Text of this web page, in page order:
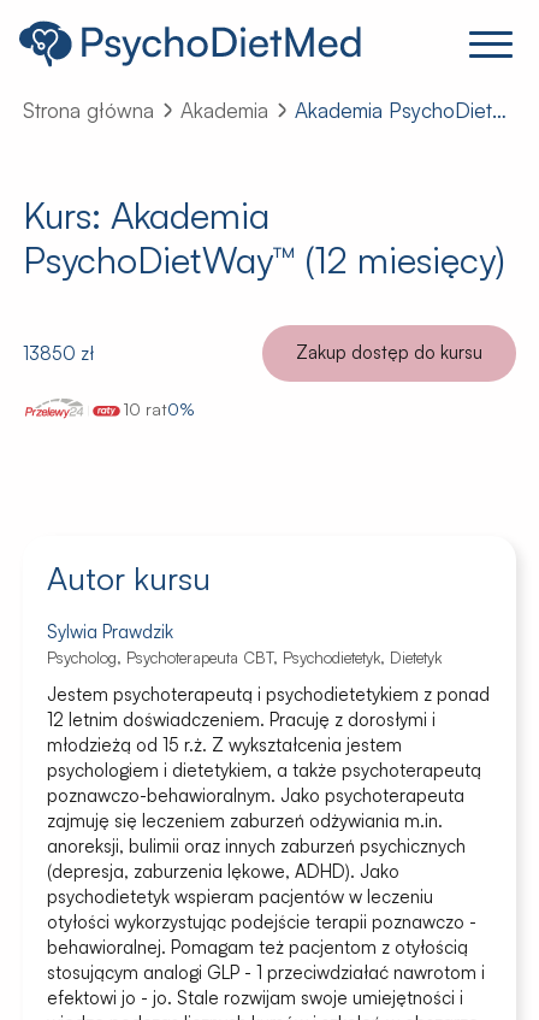
Strona główna Akademia Akademia PsychoDietWay™
Kurs: Akademia
PsychoDietWay™ (12 miesięcy)
13850 zł Zakup dostęp do kursu
10 rat0%
Autor kursu
Sylwia Prawdzik
Psycholog, Psychoterapeuta CBT, Psychodietetyk, Dietetyk
Jestem psychoterapeutą i psychodietetykiem z ponad
12 letnim doświadczeniem. Pracuję z dorosłymi i
młodzieżą od 15 r.ż. Z wykształcenia jestem
psychologiem i dietetykiem, a także psychoterapeutą
poznawczo-behawioralnym. Jako psychoterapeuta
zajmuję się leczeniem zaburzeń odżywiania m.in.
anoreksji, bulimii oraz innych zaburzeń psychicznych
(depresja, zaburzenia lękowe, ADHD). Jako
psychodietetyk wspieram pacjentów w leczeniu
otyłości wykorzystując podejście terapii poznawczo -
behawioralnej. Pomagam też pacjentom z otyłością
stosującym analogi GLP - 1 przeciwdziałać nawrotom i
efektowi jo - jo. Stale rozwijam swoje umiejętności i